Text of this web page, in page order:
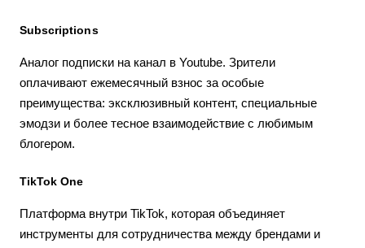
Subscriptions
Аналог подписки на канал в Youtube. Зрители
оплачивают ежемесячный взнос за особые
преимущества: эксклюзивный контент, специальные
эмодзи и более тесное взаимодействие с любимым
блогером.
TikTok One
Платформа внутри TikTok, которая объединяет
инструменты для сотрудничества между брендами и